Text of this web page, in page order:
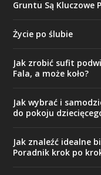
Gruntu Są Kluczowe
Życie po ślubie
Jak zrobić sufit
Fala, a może koło?
Jak wybrać i
do pokoju
Jak znaleźć idealne
Poradnik krok po